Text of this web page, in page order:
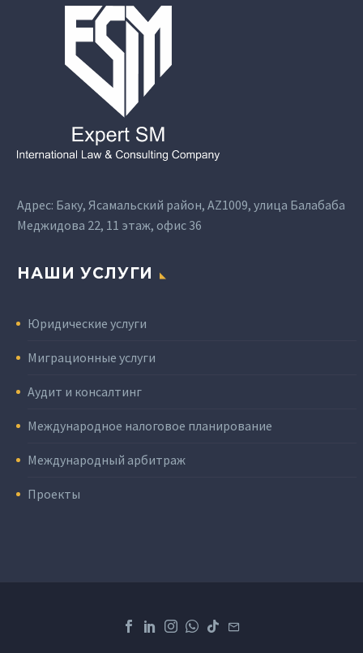
Адрес: Баку, Ясамальский район, AZ1009, улица Балабаба
Меджидова 22, 11 этаж, офис 36
НАШИ УСЛУГИ
Юридические услуги
Миграционные услуги
Аудит и консалтинг
Международное налоговое планирование
Международный арбитраж
Проекты